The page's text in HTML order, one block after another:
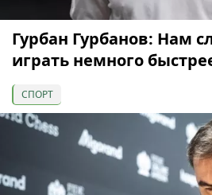
Гурбан Гурбанов: Нам
играть немного
СПОРТ